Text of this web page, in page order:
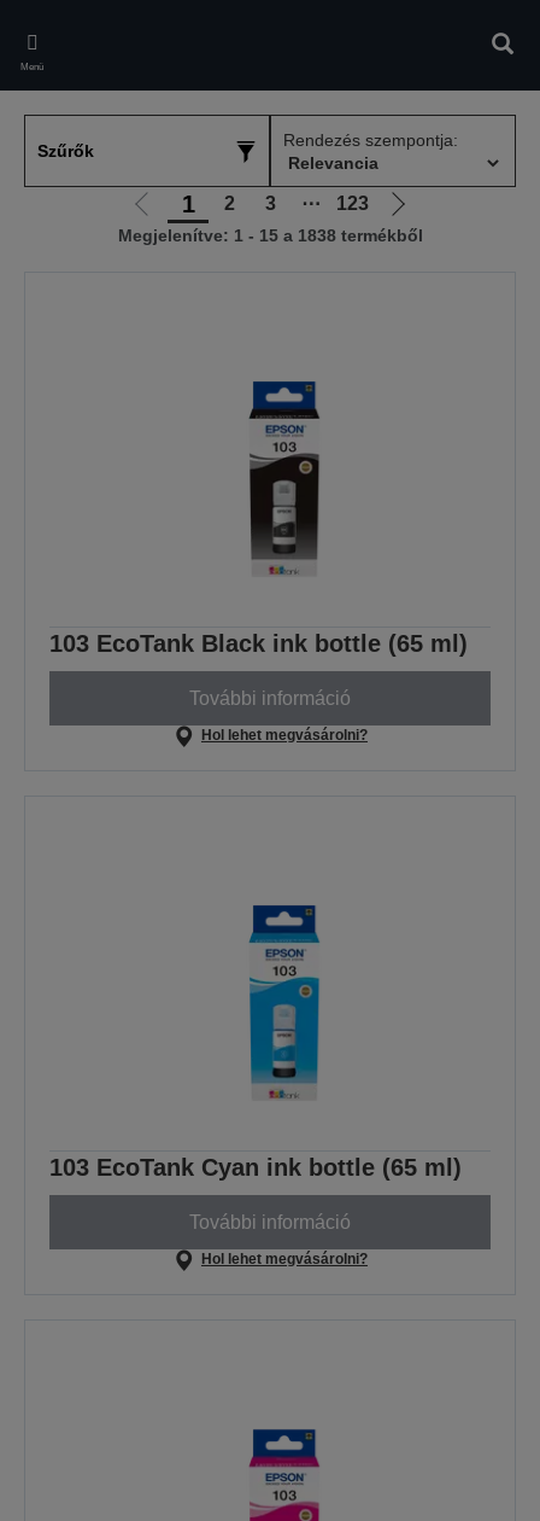
main
content
Menü
Szűrők
Rendezés szempontja:
Előző
oldalra
1 2 3 ⋯ 123
Következő
oldalra
Megjelenítve: 1 - 15 a 1838 termékből
103 EcoTank Black ink bottle (65 ml)
További információ
Hol lehet megvásárolni?
103 EcoTank Cyan ink bottle (65 ml)
További információ
Hol lehet megvásárolni?